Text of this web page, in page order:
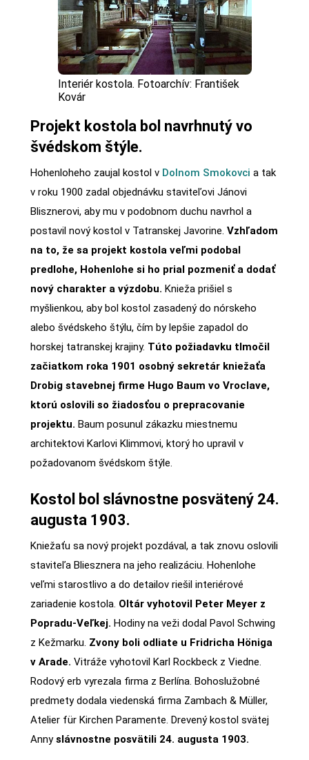
Interiér kostola. Fotoarchív: František
Kovár
Projekt kostola bol navrhnutý vo
švédskom štýle.
Hohenloheho zaujal kostol v Dolnom Smokovci a tak
v roku 1900 zadal objednávku staviteľovi Jánovi
Blisznerovi, aby mu v podobnom duchu navrhol a
postavil nový kostol v Tatranskej Javorine. Vzhľadom
na to, že sa projekt kostola veľmi podobal
predlohe, Hohenlohe si ho prial pozmeniť a dodať
nový charakter a výzdobu. Knieža prišiel s
myšlienkou, aby bol kostol zasadený do nórskeho
alebo švédskeho štýlu, čím by lepšie zapadol do
horskej tatranskej krajiny. Túto požiadavku tlmočil
začiatkom roka 1901 osobný sekretár kniežaťa
Drobig stavebnej firme Hugo Baum vo Vroclave,
ktorú oslovili so žiadosťou o prepracovanie
projektu. Baum posunul zákazku miestnemu
architektovi Karlovi Klimmovi, ktorý ho upravil v
požadovanom švédskom štýle.
Kostol bol slávnostne posvätený 24.
augusta 1903.
Kniežaťu sa nový projekt pozdával, a tak znovu oslovili
staviteľa Bliesznera na jeho realizáciu. Hohenlohe
veľmi starostlivo a do detailov riešil interiérové
zariadenie kostola. Oltár vyhotovil Peter Meyer z
Popradu-Veľkej. Hodiny na veži dodal Pavol Schwing
z Kežmarku. Zvony boli odliate u Fridricha Höniga
v Arade. Vitráže vyhotovil Karl Rockbeck z Viedne.
Rodový erb vyrezala firma z Berlína. Bohoslužobné
predmety dodala viedenská firma Zambach & Müller,
Atelier für Kirchen Paramente. Drevený kostol svätej
Annyslávnostne posvätili 24. augusta 1903.